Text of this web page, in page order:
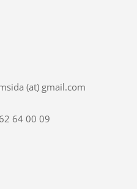
(at) gmail.com
64 00 09